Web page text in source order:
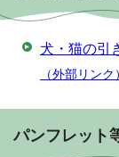
犬・猫の引
（外部リンク）
パンフレット